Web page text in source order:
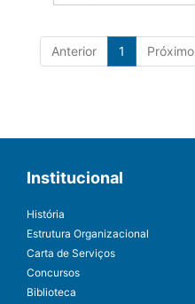
Anterior 1 Próximo
Institucional
História
Estrutura Organizacional
Carta de Serviços
Concursos
Biblioteca